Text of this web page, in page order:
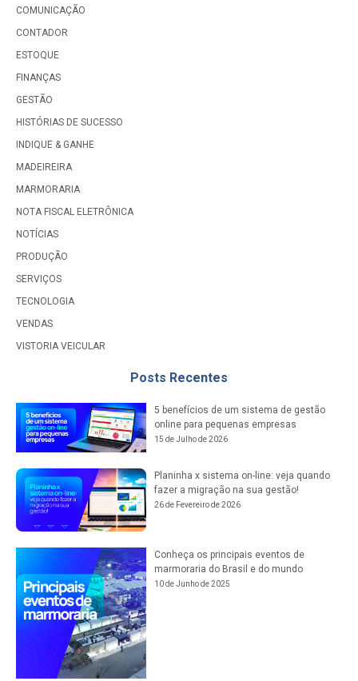
COMUNICAÇÃO
CONTADOR
ESTOQUE
FINANÇAS
GESTÃO
HISTÓRIAS DE SUCESSO
INDIQUE & GANHE
MADEIREIRA
MARMORARIA
NOTA FISCAL ELETRÔNICA
NOTÍCIAS
PRODUÇÃO
SERVIÇOS
TECNOLOGIA
VENDAS
VISTORIA VEICULAR
Posts Recentes
5 benefícios de um sistema de gestão
online para pequenas empresas
15 de Julho de 2026
Planinha x sistema on-line: veja quando
fazer a migração na sua gestão!
26 de Fevereiro de 2026
Conheça os principais eventos de
marmoraria do Brasil e do mundo
10 de Junho de 2025